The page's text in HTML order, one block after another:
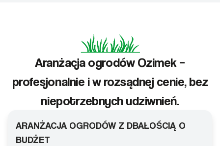
Aranżacja ogrodów Ozimek –
profesjonalnie i w rozsądnej cenie, bez
niepotrzebnych udziwnień.
ARANŻACJA OGRODÓW Z DBAŁOŚCIĄ O
BUDŻET